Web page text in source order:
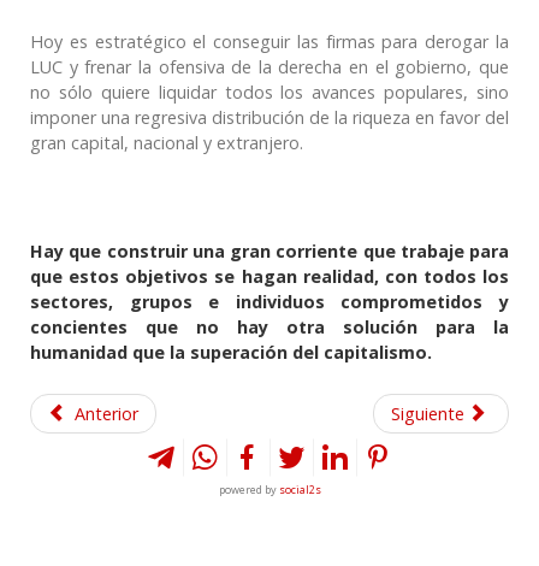
Hoy es estratégico el conseguir las firmas para derogar la
LUC y frenar la ofensiva de la derecha en el gobierno, que
no sólo quiere liquidar todos los avances populares, sino
imponer una regresiva distribución de la riqueza en favor del
gran capital, nacional y extranjero.
Hay que construir una gran corriente que trabaje para
que estos objetivos se hagan realidad, con todos los
sectores, grupos e individuos comprometidos y
concientes que no hay otra solución para la
humanidad que la superación del capitalismo.
Anterior Siguiente
powered by social2s